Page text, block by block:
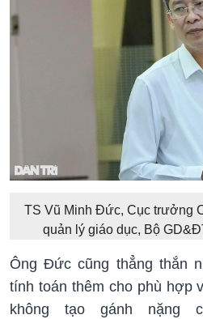
TS Vũ Minh Đức, Cục trưởng
quản lý giáo dục, Bộ
Ông Đức cũng thẳng thắn
tính toán thêm cho phù hợp
không tạo gánh nặng